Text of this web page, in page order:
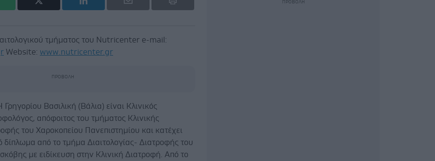
τμήματος του Nutricenter e-mail:
Website: www.nutricenter.gr
Βασιλική (Βάλια) είναι Kλινικός
απόφοιτος του τμήματος Kλινικής
του Χαροκοπείου Πανεπιστημίου και κατέχει
δίπλωμα από το τμήμα Διαιτολογίας- Διατροφής του
με ειδίκευση στην Κλινική Διατροφή. Από το